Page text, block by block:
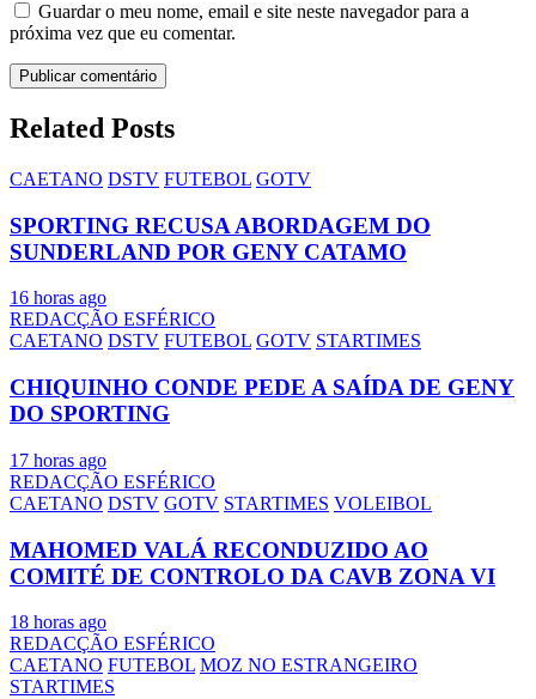
Guardar o meu nome, email e site neste navegador para a
próxima vez que eu comentar.
Related Posts
CAETANO DSTV FUTEBOL GOTV
SPORTING RECUSA ABORDAGEM DO
SUNDERLAND POR GENY CATAMO
16 horas ago
REDACÇÃO ESFÉRICO
CAETANO DSTV FUTEBOL GOTV STARTIMES
CHIQUINHO CONDE PEDE A SAÍDA DE GENY
DO SPORTING
17 horas ago
REDACÇÃO ESFÉRICO
CAETANO DSTV GOTV STARTIMES VOLEIBOL
MAHOMED VALÁ RECONDUZIDO AO
COMITÉ DE CONTROLO DA CAVB ZONA VI
18 horas ago
REDACÇÃO ESFÉRICO
CAETANO FUTEBOL MOZ NO ESTRANGEIRO
STARTIMES